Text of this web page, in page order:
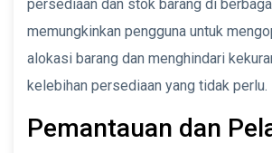
persediaan dan stok barang di
memungkinkan pengguna untuk
alokasi barang dan menghindari
kelebihan persediaan yang tidak perlu.
Pemantauan dan